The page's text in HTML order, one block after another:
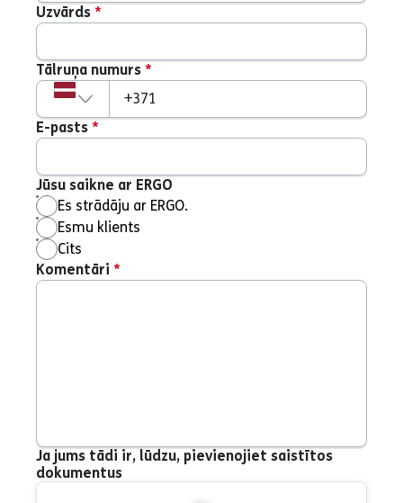
Uzvārds *
Tālruņa numurs *
Valsts kods
+371
E-pasts *
Jūsu saikne ar ERGO
Es strādāju ar ERGO.
Esmu klients
Cits
Komentāri *
Ja jums tādi ir, lūdzu, pievienojiet saistītos
dokumentus